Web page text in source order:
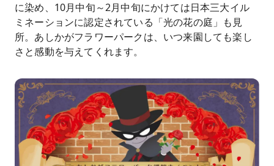
に染め、10月中旬～2月中旬にかけては日本三大イル
ミネーションに認定されている「光の花の庭」も見
所。あしかがフラワーパークは、いつ来園しても楽し
さと感動を与えてくれます。